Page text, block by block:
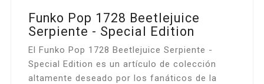
Funko Pop 1728 Beetlejuice
Serpiente - Special Edition
El Funko Pop 1728 Beetlejuice Serpiente -
Special Edition es un artículo de colección
altamente deseado por los fanáticos de la